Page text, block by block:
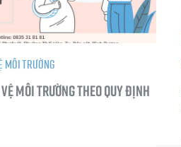
môi trường
vệ môi trường theo quy định